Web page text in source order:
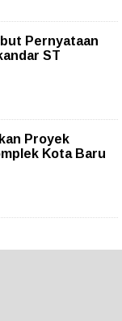
Pernyataan
ST
Proyek
Kota Baru